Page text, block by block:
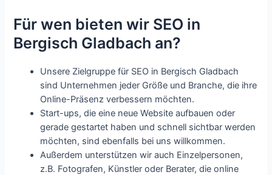
Für wen bieten wir SEO in
Bergisch Gladbach an?
Unsere Zielgruppe für SEO in Bergisch Gladbach
sind Unternehmen jeder Größe und Branche, die ihre
Online-Präsenz verbessern möchten.
Start-ups, die eine neue Website aufbauen oder
gerade gestartet haben und schnell sichtbar werden
möchten, sind ebenfalls bei uns willkommen.
Außerdem unterstützen wir auch Einzelpersonen,
z.B. Fotografen, Künstler oder Berater, die online